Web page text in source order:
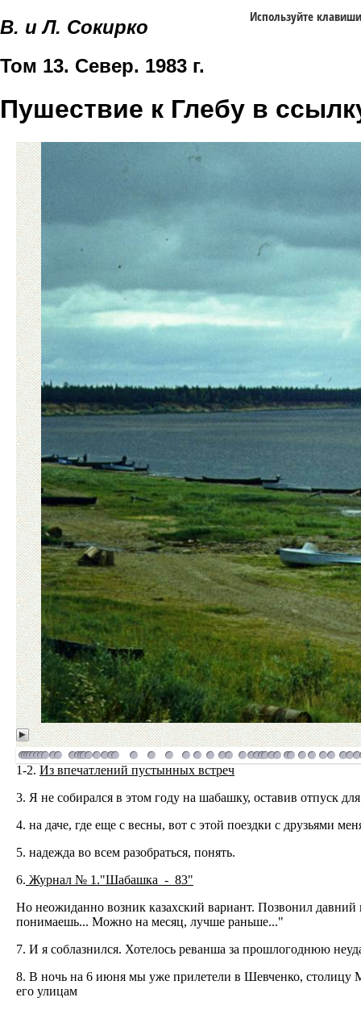
В. и Л. Сокирко
Том 13. Север. 1983 г.
Пушествие к Глебу в
Используйте
1-2. Из впечатлений пустынных встреч
3. Я не собирался в этом году на шабашку, оставив отпуск
4. на даче, где еще с весны, вот с этой поездки с друзьями
5. надежда во всем разобраться, понять.
6. Журнал № 1."Шабашка - 83"
Но неожиданно возник казахский вариант. Позвонил
понимаешь... Можно на месяц, лучше раньше..."
7. И я соблазнился. Хотелось реванша за прошлогоднюю
8. В ночь на 6 июня мы уже прилетели в Шевченко, столицу
его улицам